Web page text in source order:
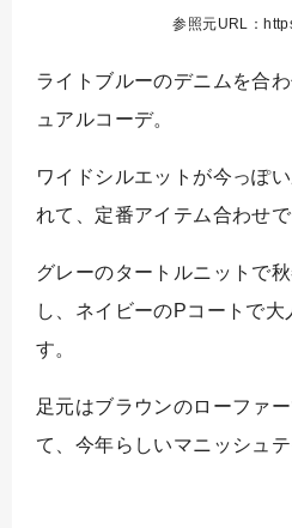
参照元URL：
ライトブルーのデニムを合
ュアルコーデ。
ワイドシルエットが今っぽ
れて、定番アイテム合わせ
グレーのタートルニットで
し、ネイビーのPコートで大
す。
足元はブラウンのローファ
て、今年らしいマニッシュテ